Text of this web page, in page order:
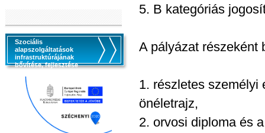
Szociális
alapszolgáltatások
infrastruktúrájának
bővítése, fejlesztése
5. B kategóriás
A pályázat részeként
1. részletes személyi
önéletrajz,
2. orvosi diploma és